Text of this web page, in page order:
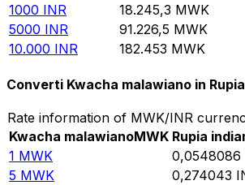
1000 INR 18.245,3 MWK
5000 INR 91.226,5 MWK
10.000 INR 182.453 MWK
Converti Kwacha malawiano in
Rate information of MWK/INR
Kwacha malawianoMWK Rupia
1 MWK 0,0548086
5 MWK 0,274043